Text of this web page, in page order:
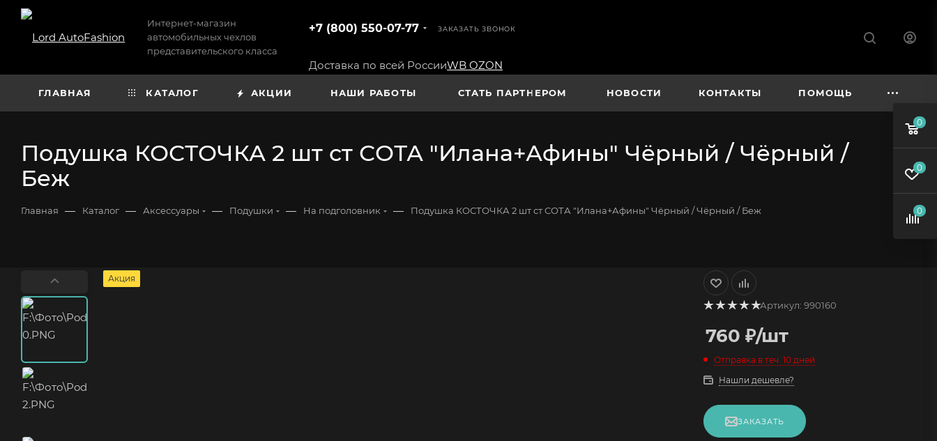
Интернет-магазин
автомобильных чехлов
представительского класса
+7 (800) 550-07-77 ЗАКАЗАТЬ ЗВОНОК
Доставка по всей РоссииWB OZON
ГЛАВНАЯ КАТАЛОГ АКЦИИ НАШИ РАБОТЫ СТАТЬ ПАРТНЕРОМ НОВОСТИ КОНТАКТЫ ПОМОЩЬ
Подушка КОСТОЧКА 2 шт ст СОТА "Илана+Афины" Чёрный / Чёрный /
Беж
Главная — Каталог — Аксессуары — Подушки — На подголовник — Подушка КОСТОЧКА 2 шт ст СОТА "Илана+Афины" Чёрный / Чёрный / Беж
Акция
Артикул: 990160
760 ₽/шт
Отправка в теч. 10 дней
Нашли дешевле?
ЗАКАЗАТЬ
0
0
0